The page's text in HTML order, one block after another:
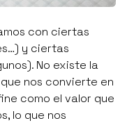
con ciertas
y ciertas
No existe la
nos convierte en
como el valor que
lo que nos